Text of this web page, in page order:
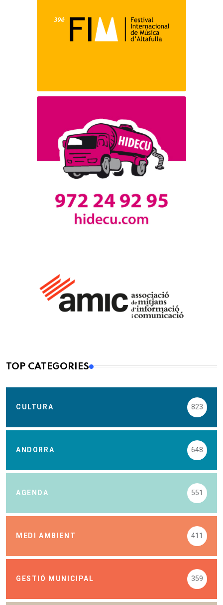
TOP CATEGORIES
CULTURA 823
ANDORRA 648
AGENDA 551
MEDI AMBIENT 411
GESTIÓ MUNICIPAL 359